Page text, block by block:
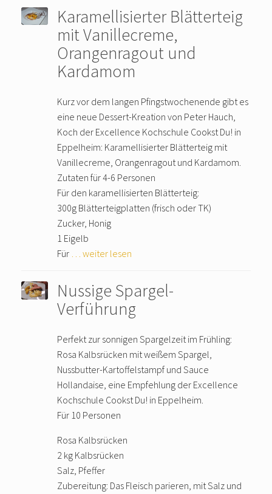
Karamellisierter Blätterteig
mit Vanillecreme,
Orangenragout und
Kardamom
Kurz vor dem langen Pfingstwochenende gibt es
eine neue Dessert-Kreation von Peter Hauch,
Koch der Excellence Kochschule Cookst Du! in
Eppelheim: Karamellisierter Blätterteig mit
Vanillecreme, Orangenragout und Kardamom.
Zutaten für 4-6 Personen
Für den karamellisierten Blätterteig:
300g Blätterteigplatten (frisch oder TK)
Zucker, Honig
1 Eigelb
Für
… weiter lesen
Nussige Spargel-
Verführung
Perfekt zur sonnigen Spargelzeit im Frühling:
Rosa Kalbsrücken mit weißem Spargel,
Nussbutter-Kartoffelstampf und Sauce
Hollandaise, eine Empfehlung der Excellence
Kochschule Cookst Du! in Eppelheim.
Für 10 Personen
Rosa Kalbsrücken
2 kg Kalbsrücken
Salz, Pfeffer
Zubereitung: Das Fleisch parieren, mit Salz und